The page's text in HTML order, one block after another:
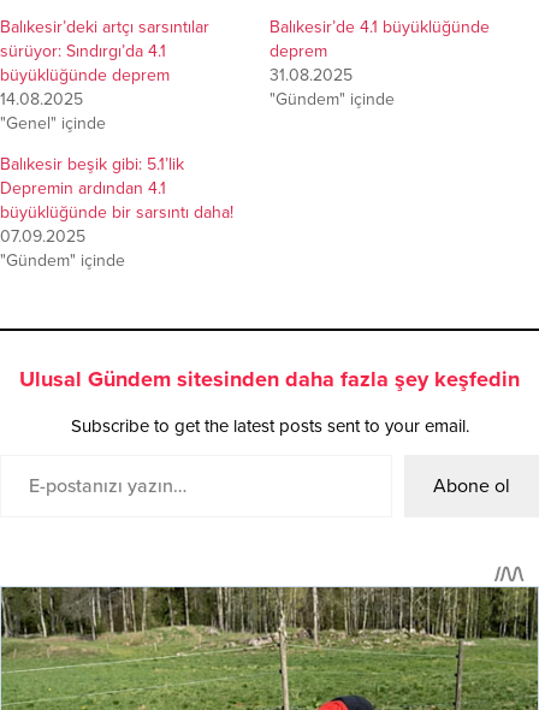
Balıkesir’deki artçı sarsıntılar
sürüyor: Sındırgı’da 4.1
büyüklüğünde deprem
14.08.2025
"Genel" içinde
Balıkesir’de 4.1 büyüklüğünde
deprem
31.08.2025
"Gündem" içinde
Balıkesir beşik gibi: 5.1’lik
Depremin ardından 4.1
büyüklüğünde bir sarsıntı daha!
07.09.2025
"Gündem" içinde
Ulusal Gündem sitesinden daha fazla şey keşfedin
Subscribe to get the latest posts sent to your email.
Abone ol